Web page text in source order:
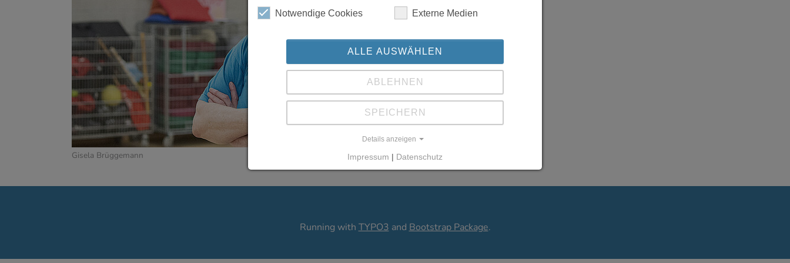
Gisela Brüggemann
Running with TYPO3 and Bootstrap Package.
Notwendige Cookies Externe Medien
ALLE AUSWÄHLEN
ABLEHNEN
SPEICHERN
Details anzeigen
Impressum | Datenschutz